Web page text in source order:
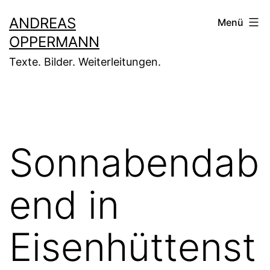
Inhalt
springen
ANDREAS
OPPERMANN
Texte. Bilder. Weiterleitungen.
Menü
Sonnabendab
end in
Eisenhüttenst